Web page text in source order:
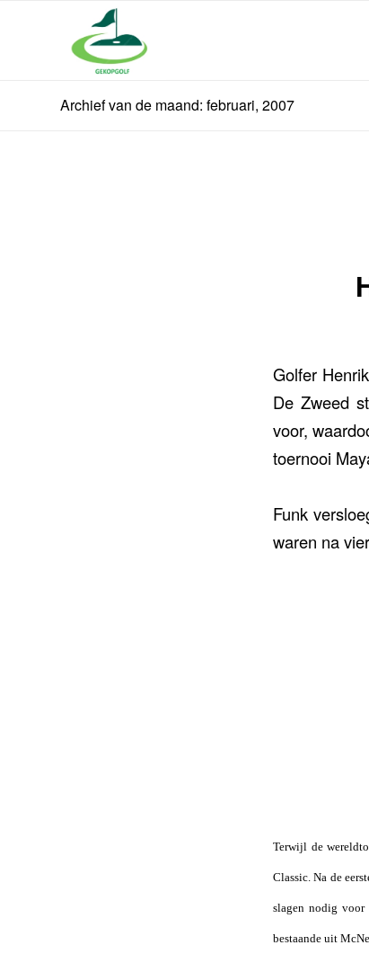
Archief van de maand: februari, 2007
Golfer
De Zweed
voor,
toernooi
Funk
waren na
Terwijl de
Classic. Na de
slagen nodig voor
bestaande uit